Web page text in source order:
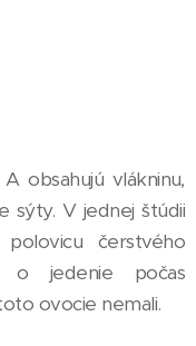
A obsahujú vlákninu,
sýty. V jednej štúdii
čerstvého
o jedenie počas
ovocie nemali.